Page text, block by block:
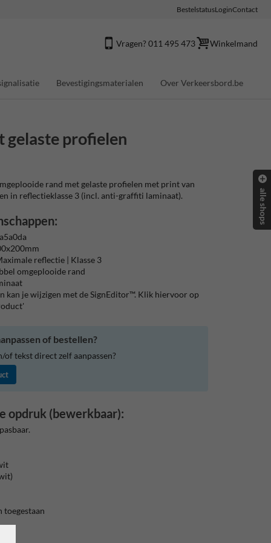
BestelstatusLoginContact
Vragen? 011 495 473 Winkelmand
Bevestigingsmaterialen Over Verkeersbord.be
gelaste profielen
rand met gelaste profielen met print van
in reflectieklasse 3 (incl. anti-graffiti laminaat).
reflectie | Klasse 3
omgeplooide rand
kan je wijzigen met de SignEditor™. Klik hiervoor op
of bestellen?
of tekst direct zelf aanpassen?
opdruk (bewerkbaar):
toegestaan
alle shops